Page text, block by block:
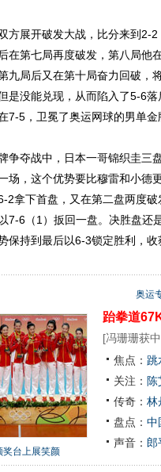
展开破发大战，比分来到2-2
在第七局再度破发，第八局他
九局后又在第十局奋力回破，
是没能兑现，从而陷入了5-6
7-5，卫冕了奥运网球的男单金
夺战中，日本一哥锦织圭三
场，这个优势要比穆雷和小德
2拿下首盘，又在第二盘两度
7-6（1）扳回一盘。决胜盘还
保持到最后以6-3锁定胜利，
奥运
奖台上展笑颜
跆拳道
[冯珊珊获
焦点： 跳
关注：
传奇： 林
盘点： 中
声音： 郎